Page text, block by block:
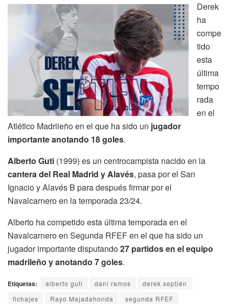
Derek
ha
compe
tido
esta
última
tempo
rada
en el
Atlético Madrileño en el que ha sido un jugador
importante anotando 18 goles.
Alberto Guti (1999) es un centrocampista nacido en la
cantera del Real Madrid y Alavés, pasa por el San
Ignacio y Alavés B para después firmar por el
Navalcarnero en la temporada 23/24.
Alberto ha competido esta última temporada en el
Navalcarnero en Segunda RFEF en el que ha sido un
jugador importante disputando27 partidos en el equipo
madrileño y anotando 7 goles.
Etiquetas: alberto guti dani ramos
derek septién
fichajes
Rayo Majadahonda segunda RFEF